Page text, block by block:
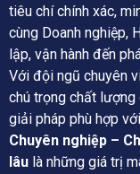
tiêu chí chính xác,
cùng Doanh nghiệp,
lập, vận hành đến
Với đội ngũ chuyên
chú trọng chất lượng
giải pháp phù hợp
Chuyên nghiệp –
lâu là những giá trị